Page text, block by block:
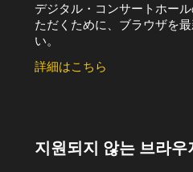
デジタル・コンサートホー
ただくために、ブラウザを
い。
詳細はこちら
지원되지 않는 브라